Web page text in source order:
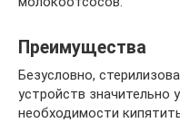
Преимущества
Безусловно,
устройств значительно
необходимости